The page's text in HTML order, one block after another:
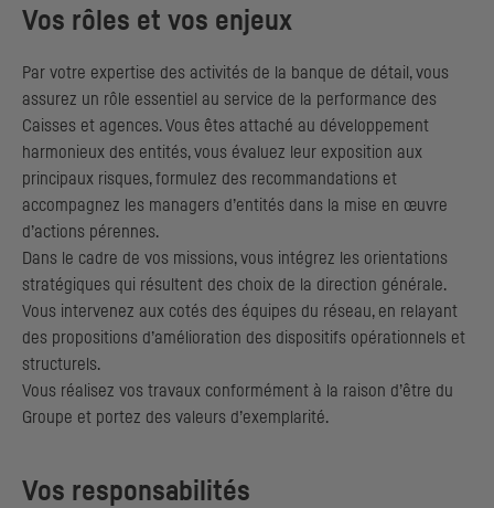
Vos rôles et vos enjeux
Par votre expertise des activités de la banque de détail, vous
assurez un rôle essentiel au service de la performance des
Caisses et agences. Vous êtes attaché au développement
harmonieux des entités, vous évaluez leur exposition aux
principaux risques, formulez des recommandations et
accompagnez les managers d’entités dans la mise en œuvre
d’actions pérennes.
Dans le cadre de vos missions, vous intégrez les orientations
stratégiques qui résultent des choix de la direction générale.
Vous intervenez aux cotés des équipes du réseau, en relayant
des propositions d’amélioration des dispositifs opérationnels et
structurels.
Vous réalisez vos travaux conformément à la raison d’être du
Groupe et portez des valeurs d’exemplarité.
Vos responsabilités